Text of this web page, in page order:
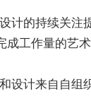
计的持续关注
成工作量的艺
设计来自自组